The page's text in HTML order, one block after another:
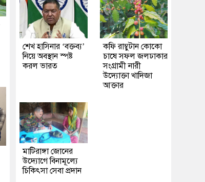
শেখ হাসিনার ‘বক্তব্য’
নিয়ে অবস্থান স্পষ্ট
করল ভারত
কফি রাম্বুটান কোকো
চাষে সফল জলঢাকার
সংগ্রামী নারী
উদ্যোক্তা খাদিজা
আক্তার
মাটিরাঙ্গা জোনের
উদ্যোগে বিনামূল্যে
চিকিৎসা সেবা প্রদান